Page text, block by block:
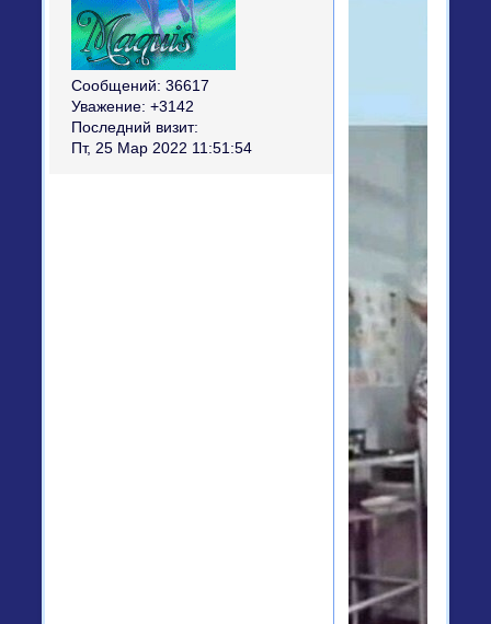
Сообщений: 36617
Уважение: +3142
Последний визит:
Пт, 25 Мар 2022 11:51:54